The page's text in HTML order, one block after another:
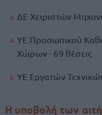
ΔΕ Χειριστών
ΥΕ Προσωπικού
Χώρων - 69 θέσεις
ΥΕ Εργατών
Η υποβολή των